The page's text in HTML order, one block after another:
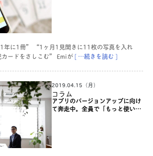
1年に1冊” “1ヶ月1見開きに11枚の写真を入れ
ードをさしこむ” Emiが[ …続きを読む ]
2019.04.15（月）
コラム
アプリのバージョンアップに向け
て奔走中。全員で「もっと使いや